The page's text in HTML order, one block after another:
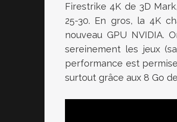
Firestrike 4K de 3D
25-30. En gros, la 4K
nouveau GPU NVIDIA.
sereinement les jeux
performance est
surtout grâce aux 8 Go